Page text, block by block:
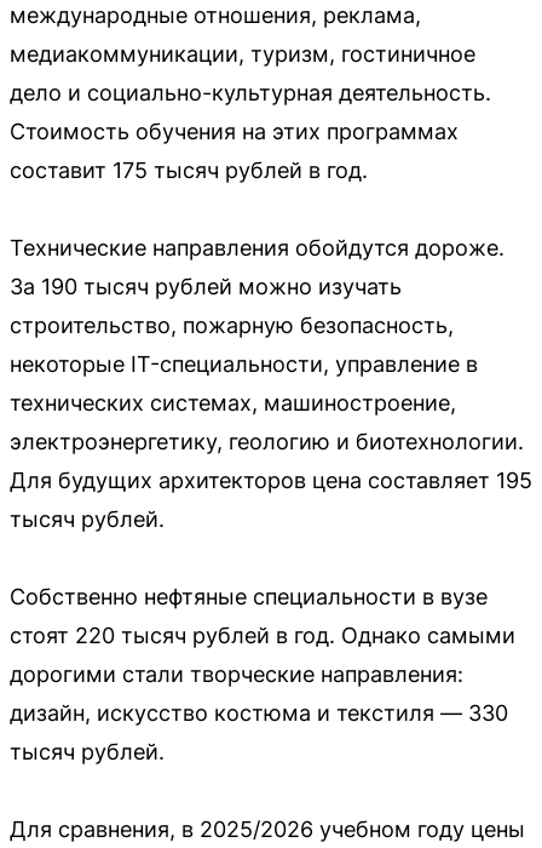
международные отношения, реклама,
медиакоммуникации, туризм, гостиничное
дело и социально-культурная деятельность.
Стоимость обучения на этих программах
составит 175 тысяч рублей в год.
Технические направления обойдутся дороже.
За 190 тысяч рублей можно изучать
строительство, пожарную безопасность,
некоторые IT-специальности, управление в
технических системах, машиностроение,
электроэнергетику, геологию и биотехнологии.
Для будущих архитекторов цена составляет 195
тысяч рублей.
Собственно нефтяные специальности в вузе
стоят 220 тысяч рублей в год. Однако самыми
дорогими стали творческие направления:
дизайн, искусство костюма и текстиля — 330
тысяч рублей.
Для сравнения, в 2025/2026 учебном году цены